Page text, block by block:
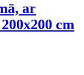
ar
cm